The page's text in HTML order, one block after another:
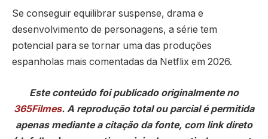
Se conseguir equilibrar suspense, drama e
desenvolvimento de personagens, a série tem
potencial para se tornar uma das produções
espanholas mais comentadas da Netflix em 2026.
Este conteúdo foi publicado originalmente no
365Filmes. A reprodução total ou parcial é permitida
apenas mediante a citação da fonte, com link direto